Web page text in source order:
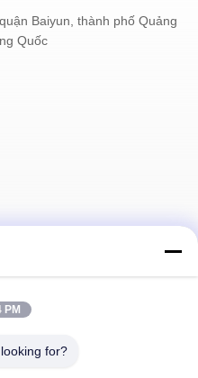
Baiyun, thành phố Quảng
Quốc
PM
for?